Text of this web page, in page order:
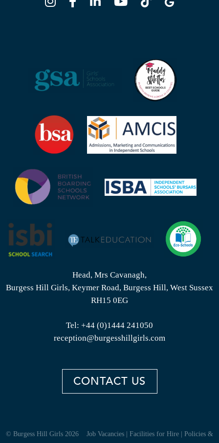
Head, Mrs Cavanagh,
Burgess Hill Girls, Keymer Road, Burgess Hill, West Sussex
RH15 0EG
Tel: +44 (0)1444 241050
reception@burgesshillgirls.com
CONTACT US
© Burgess Hill Girls 2026 Job Vacancies | Facilities for Hire | Policies &